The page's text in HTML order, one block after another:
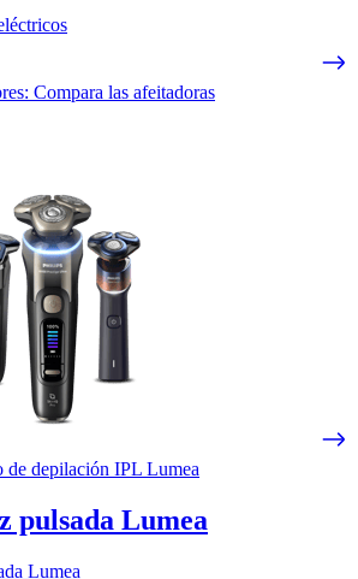
Compara las afeitadoras
de depilación IPL Lumea
pulsada Lumea